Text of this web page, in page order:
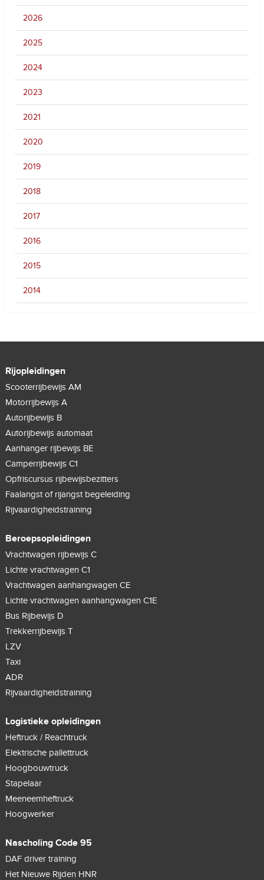
2026
2025
2024
2023
2021
2020
2019
2018
2017
2016
2015
2014
Rijopleidingen
Scooterrijbewijs AM
Motorrijbewijs A
Autorijbewijs B
Autorijbewijs automaat
Aanhanger rijbewijs BE
Camperrijbewijs C1
Opfriscursus rijbewijsbezitters
Faalangst of rijangst begeleiding
Rijvaardigheidstraining
Beroepsopleidingen
Vrachtwagen rijbewijs C
Lichte vrachtwagen C1
Vrachtwagen aanhangwagen CE
Lichte vrachtwagen aanhangwagen C1E
Bus Rijbewijs D
Trekkerrijbewijs T
LZV
Taxi
ADR
Rijvaardigheidstraining
Logistieke opleidingen
Heftruck / Reachtruck
Elektrische pallettruck
Hoogbouwtruck
Stapelaar
Meeneemheftruck
Hoogwerker
Nascholing Code 95
DAF driver training
Het Nieuwe Rijden HNR